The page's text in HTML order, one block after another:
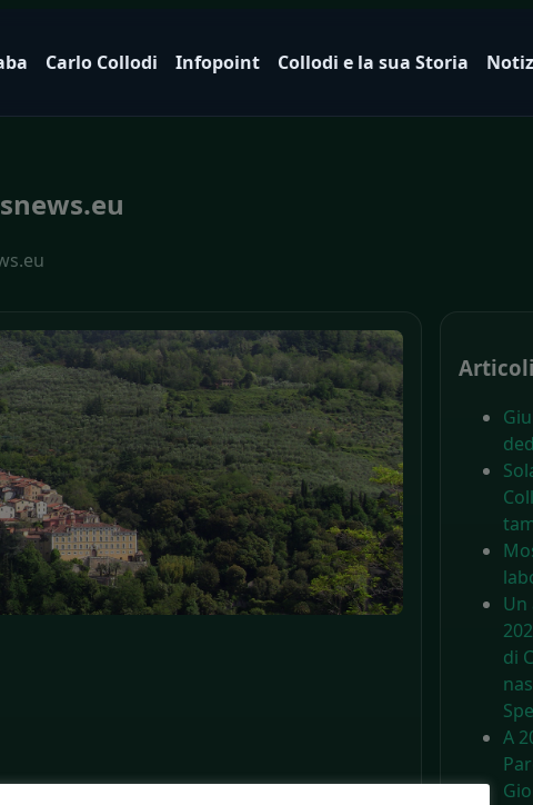
Carlo Collodi Infopoint Collodi e la sua Storia
Un
di
A